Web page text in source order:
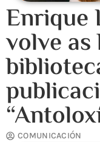
Enrique
volve
COMUNICACIÓN